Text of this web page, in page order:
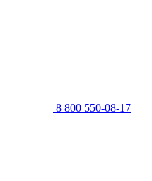
8 800 550-08-17